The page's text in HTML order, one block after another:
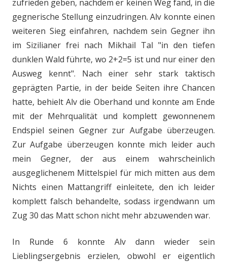
zufrieden geben, nachdem er keinen Weg fand, in die
gegnerische Stellung einzudringen. Alv konnte einen
weiteren Sieg einfahren, nachdem sein Gegner ihn
im Sizilianer frei nach Mikhail Tal "in den tiefen
dunklen Wald führte, wo 2+2=5 ist und nur einer den
Ausweg kennt". Nach einer sehr stark taktisch
geprägten Partie, in der beide Seiten ihre Chancen
hatte, behielt Alv die Oberhand und konnte am Ende
mit der Mehrqualität und komplett gewonnenem
Endspiel seinen Gegner zur Aufgabe überzeugen.
Zur Aufgabe überzeugen konnte mich leider auch
mein Gegner, der aus einem wahrscheinlich
ausgeglichenem Mittelspiel für mich mitten aus dem
Nichts einen Mattangriff einleitete, den ich leider
komplett falsch behandelte, sodass irgendwann um
Zug 30 das Matt schon nicht mehr abzuwenden war.
In Runde 6 konnte Alv dann wieder sein
Lieblingsergebnis erzielen, obwohl er eigentlich